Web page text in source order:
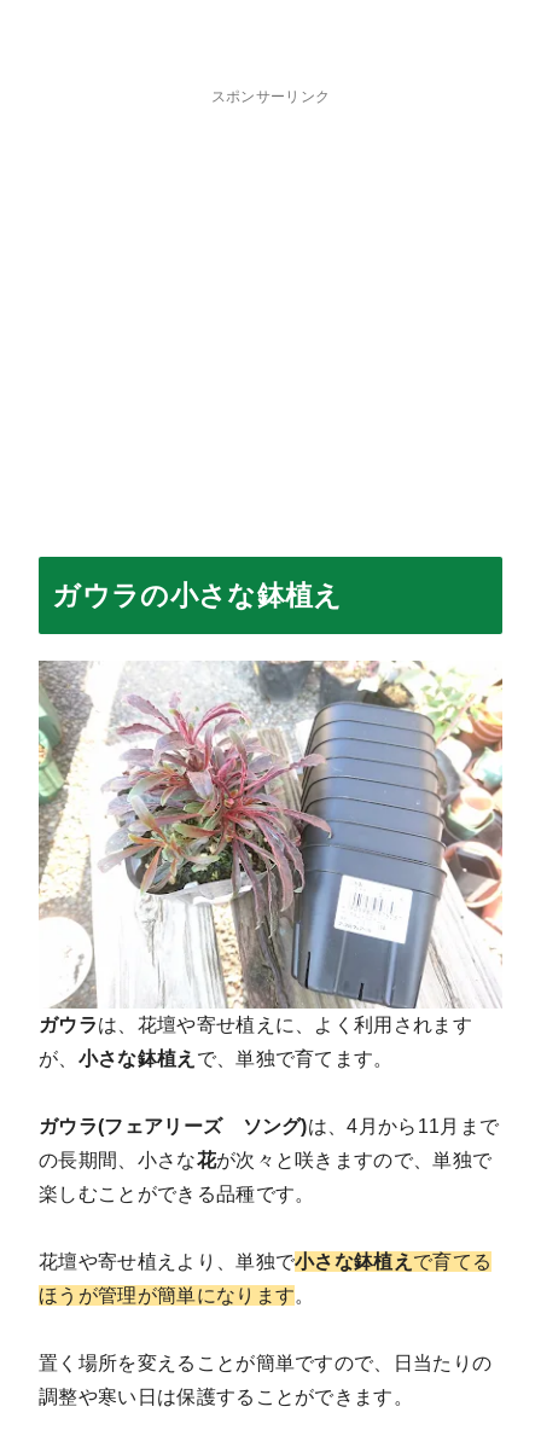
スポンサーリンク
ガウラの小さな鉢植え
ガウラは、花壇や寄せ植えに、よく利用されます
が、 小さな鉢植え で、単独で育てます。
ガウラ(フェアリーズ ソング)は、4月から11月まで
の長期間、小さな花が次々と咲きますので、単独で
楽しむことができる品種です。
花壇や寄せ植えより、単独で小さな鉢植え で育てる
ほうが管理が簡単になります。
置く場所を変えることが簡単ですので、日当たりの
調整や寒い日は保護することができます。